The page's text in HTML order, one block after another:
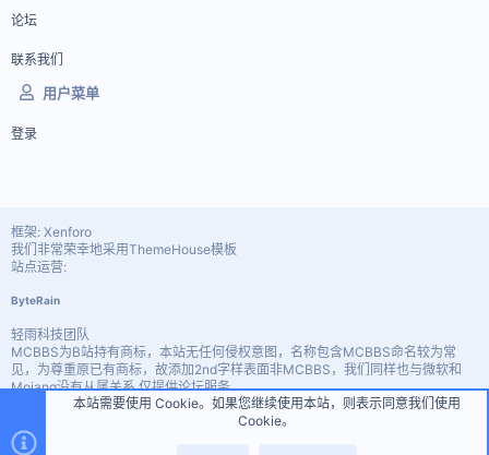
论坛
联系我们
用户菜单
登录
框架: Xenforo
我们非常荣幸地采用ThemeHouse模板
站点运营:
ByteRain
轻雨科技团队
MCBBS为B站持有商标，本站无任何侵权意图，名称包含MCBBS命名较为常
见，为尊重原已有商标，故添加2nd字样表面非MCBBS，我们同样也与微软和
Mojang没有从属关系 仅提供论坛服务。
Custom PHP Pages by vbresults.com
时间 0.2577s
本站需要使用 Cookie。如果您继续使用本站，则表示同意我们使用
Cookie。